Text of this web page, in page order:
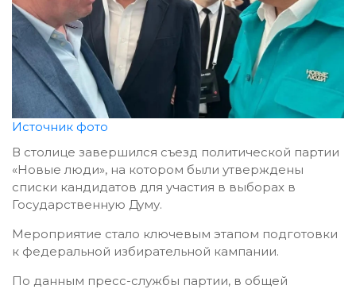
Источник фото
В столице завершился съезд политической партии
«Новые люди», на котором были утверждены
списки кандидатов для участия в выборах в
Государственную Думу.
Мероприятие стало ключевым этапом подготовки
к федеральной избирательной кампании.
По данным пресс-службы партии, в общей